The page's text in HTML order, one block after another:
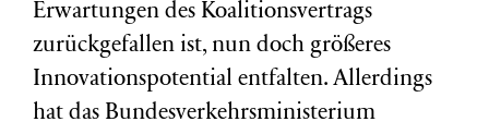
Erwartungen des Koalitionsvertrags
zurückgefallen ist, nun doch größeres
Innovationspotential entfalten. Allerdings
hat das Bundesverkehrsministerium